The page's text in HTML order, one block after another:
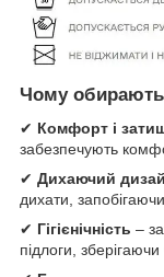
Чому обирають
✔ Комфорт і
забезпечують
✔ Дихаючий
дихати,
✔ Гігієнічність –
підлоги, зберігаючи